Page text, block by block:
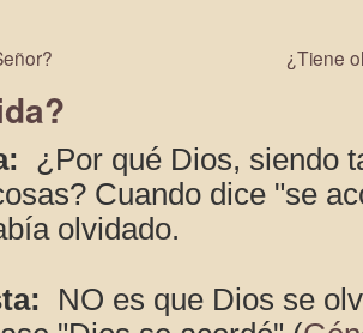
¿Tiene
¿Por qué Dios, siendo
Cuando dice "se
olvidado.
NO es que Dios se